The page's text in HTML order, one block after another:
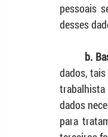
pessoais
desses
b.
dados,
dados
para